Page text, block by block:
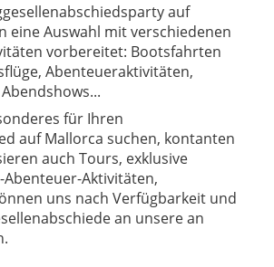
auf
eine Auswahl mit verschiedenen
vorbereitet: Bootsfahrten
Abenteueraktivitäten,
für Ihren
auf Mallorca suchen, kontanten
auch Tours, exklusive
Aktivitäten,
uns nach Verfügbarkeit und
an unsere an